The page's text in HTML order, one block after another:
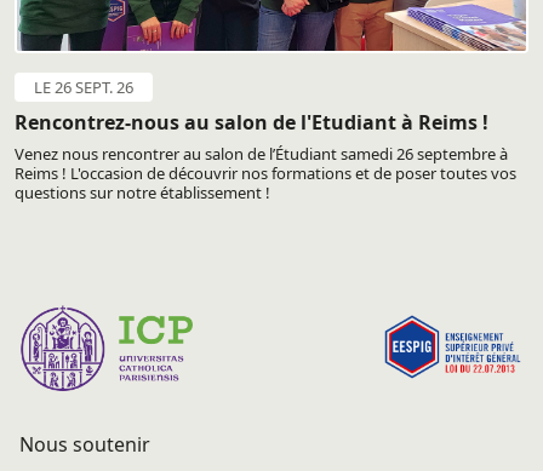
LE 26 SEPT. 26
Rencontrez-nous au salon de l'Etudiant à Reims !
Venez nous rencontrer au salon de l’Étudiant samedi 26 septembre à
Reims ! L'occasion de découvrir nos formations et de poser toutes vos
questions sur notre établissement !
Nous soutenir